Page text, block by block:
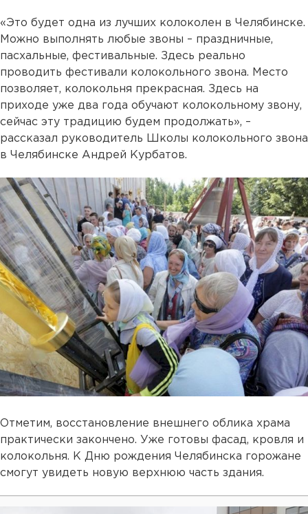
«Это будет одна из лучших колоколен в Челябинске.
Можно выполнять любые звоны – праздничные,
пасхальные, фестивальные. Здесь реально
проводить фестивали колокольного звона. Место
позволяет, колокольня прекрасная. Здесь на
приходе уже два года обучают колокольному звону,
сейчас эту традицию будем продолжать», –
рассказал руководитель Школы колокольного звона
в Челябинске Андрей Курбатов.
Отметим, восстановление внешнего облика храма
практически закончено. Уже готовы фасад, кровля и
колокольня. К Дню рождения Челябинска горожане
смогут увидеть новую верхнюю часть здания.